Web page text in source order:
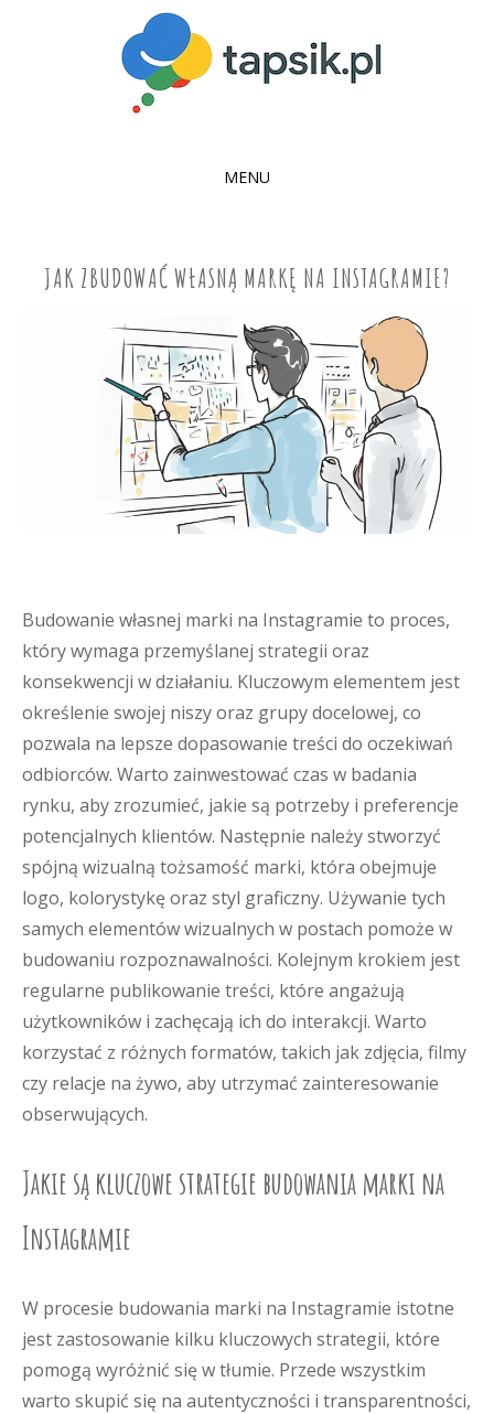
MENU
CONTENT
JAK ZBUDOWAĆ WŁASNĄ MARKĘ NA INSTAGRAMIE?
Budowanie własnej marki na Instagramie to proces,
który wymaga przemyślanej strategii oraz
konsekwencji w działaniu. Kluczowym elementem jest
określenie swojej niszy oraz grupy docelowej, co
pozwala na lepsze dopasowanie treści do oczekiwań
odbiorców. Warto zainwestować czas w badania
rynku, aby zrozumieć, jakie są potrzeby i preferencje
potencjalnych klientów. Następnie należy stworzyć
spójną wizualną tożsamość marki, która obejmuje
logo, kolorystykę oraz styl graficzny. Używanie tych
samych elementów wizualnych w postach pomoże w
budowaniu rozpoznawalności. Kolejnym krokiem jest
regularne publikowanie treści, które angażują
użytkowników i zachęcają ich do interakcji. Warto
korzystać z różnych formatów, takich jak zdjęcia, filmy
czy relacje na żywo, aby utrzymać zainteresowanie
obserwujących.
Jakie są kluczowe strategie budowania marki na
Instagramie
W procesie budowania marki na Instagramie istotne
jest zastosowanie kilku kluczowych strategii, które
pomogą wyróżnić się w tłumie. Przede wszystkim
warto skupić się na autentyczności i transparentności,